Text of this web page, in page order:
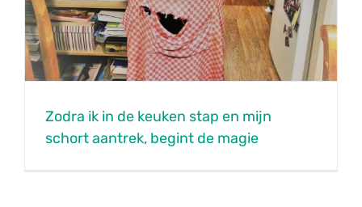
Zodra ik in de keuken stap en mijn
schort aantrek, begint de magie